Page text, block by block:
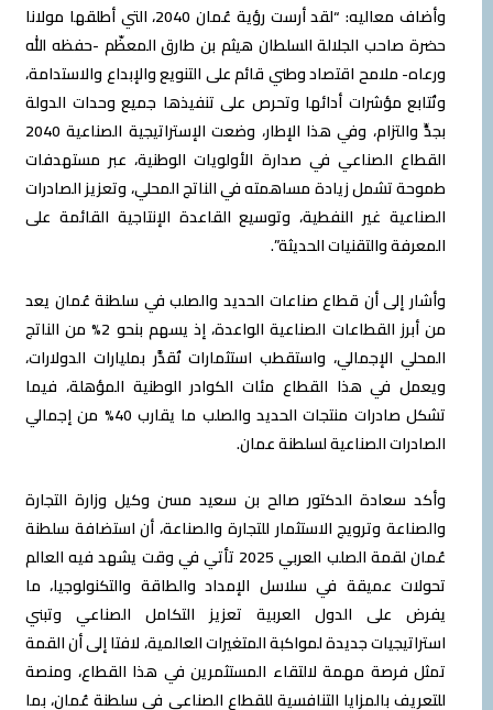
وأضاف معاليه: “لقد أرست رؤية عُمان 2040، التي أطلقها مولانا
حضرة صاحب الجلالة السلطان هيثم بن طارق المعظّم -حفظه الله
ورعاه- ملامح اقتصاد وطني قائم على التنويع والإبداع والاستدامة،
وتُتابع مؤشرات أدائها وتحرص على تنفيذها جميع وحدات الدولة
بجدٍّ والتزام، وفي هذا الإطار، وضعت الإستراتيجية الصناعية 2040
القطاع الصناعي في صدارة الأولويات الوطنية، عبر مستهدفات
طموحة تشمل زيادة مساهمته في الناتج المحلي، وتعزيز الصادرات
الصناعية غير النفطية، وتوسيع القاعدة الإنتاجية القائمة على
المعرفة والتقنيات الحديثة”.
وأشار إلى أن قطاع صناعات الحديد والصلب في سلطنة عُمان يعد
من أبرز القطاعات الصناعية الواعدة، إذ يسهم بنحو 2% من الناتج
المحلي الإجمالي، واستقطب استثمارات تُقدَّر بمليارات الدولارات،
ويعمل في هذا القطاع مئات الكوادر الوطنية المؤهلة، فيما
تشكل صادرات منتجات الحديد والصلب ما يقارب 40% من إجمالي
الصادرات الصناعية لسلطنة عمان.
وأكد سعادة الدكتور صالح بن سعيد مسن وكيل وزارة التجارة
والصناعة وترويج الاستثمار للتجارة والصناعة، أن استضافة سلطنة
عُمان لقمة الصلب العربي 2025 تأتي في وقت يشهد فيه العالم
تحولات عميقة في سلاسل الإمداد والطاقة والتكنولوجيا، ما
يفرض على الدول العربية تعزيز التكامل الصناعي وتبني
استراتيجيات جديدة لمواكبة المتغيرات العالمية، لافتا إلى أن القمة
تمثل فرصة مهمة لالتقاء المستثمرين في هذا القطاع، ومنصة
للتعريف بالمزايا التنافسية للقطاع الصناعي في سلطنة عُمان، بما